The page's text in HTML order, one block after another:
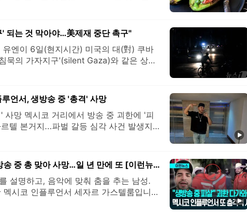
것으로 예상돼 가격 상승 우려도 커지고
터 미초아칸주에서 미국 정부의 업무를
되는 것 막아야…美제재 중단 촉구"
엔이 6일(현지시간) 미국의 대(對) 쿠바
묵의 가자지구'(silent Gaza)와 같은 상황
제사회의 신속한 행동을 촉구했다. 외신
스가 제대로 작동하지 않고 있
언서, 생방송 중 '총격' 사망
사망 멕시코 거리에서 방송 중 괴한에 '피
텔 본거지...파벌 갈등 심각 사건 발생지
든 가능성 열어두고 수사 중 <구성 : 김원
멕시코 인플루언서 틱톡 생방송 중 총 맞아 사망…일 년 만에 또 [이런뉴스]
설명하고, 음악에 맞춰 춤을 추는 남성.
시코 인플루언서 세자르 가스텔룸입니
과 함께 야외 방송을 하던 그를 향해 오